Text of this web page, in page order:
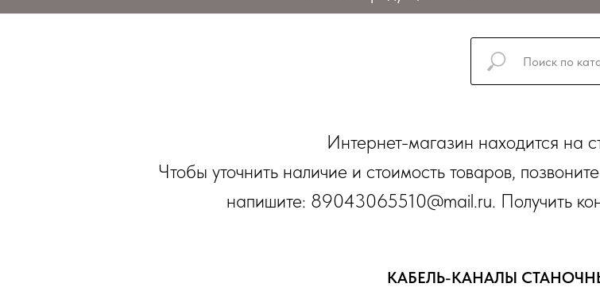
Интернет-магазин находится на
Чтобы уточнить наличие и стоимость товаров,
напишите: 89043065510@mail.ru. Получить
КАБЕЛЬ-КАНАЛЫ